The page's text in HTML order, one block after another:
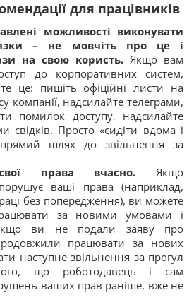
для працівників
можливості виконувати
– не мовчіть про це і
на свою користь. Якщо вам
до корпоративних систем,
це: пишіть офіційні листи на
компанії, надсилайте телеграми,
помилок доступу, надсилайте
свідків. Просто «сидіти вдома і
шлях до звільнення за
права вчасно. Якщо
ваші права (наприклад,
без попередження), ви можете
за новими умовами і
Якщо ви не подали заяву про
працювати за нових
наступне звільнення за прогул
що роботодавець і сам
ваших прав раніше, вже не